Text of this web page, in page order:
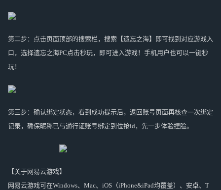
第二步：点击页面顶部的搜索栏，搜索【遗忘之海】即可找到对应游戏入
口，选择遗忘之海PC点击秒玩，即可进入游戏！手机用户也可以一键秒
玩！
第三步：确认绑定状态，看到成功提示后，返回账号页面再核查一次绑定
记录，确保昵称已与通行证账号绑定到位抢id，先一步体验捏脸。
【关于网易云游戏】
网易云游戏可在Windows、Mac、iOS（iPhone&iPad均覆盖）、安卓、T